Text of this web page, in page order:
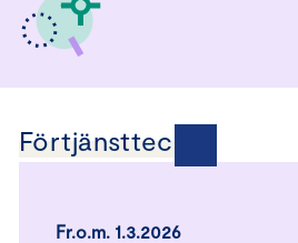
Förtjänsttecken
Fr.o.m. 1.3.2026